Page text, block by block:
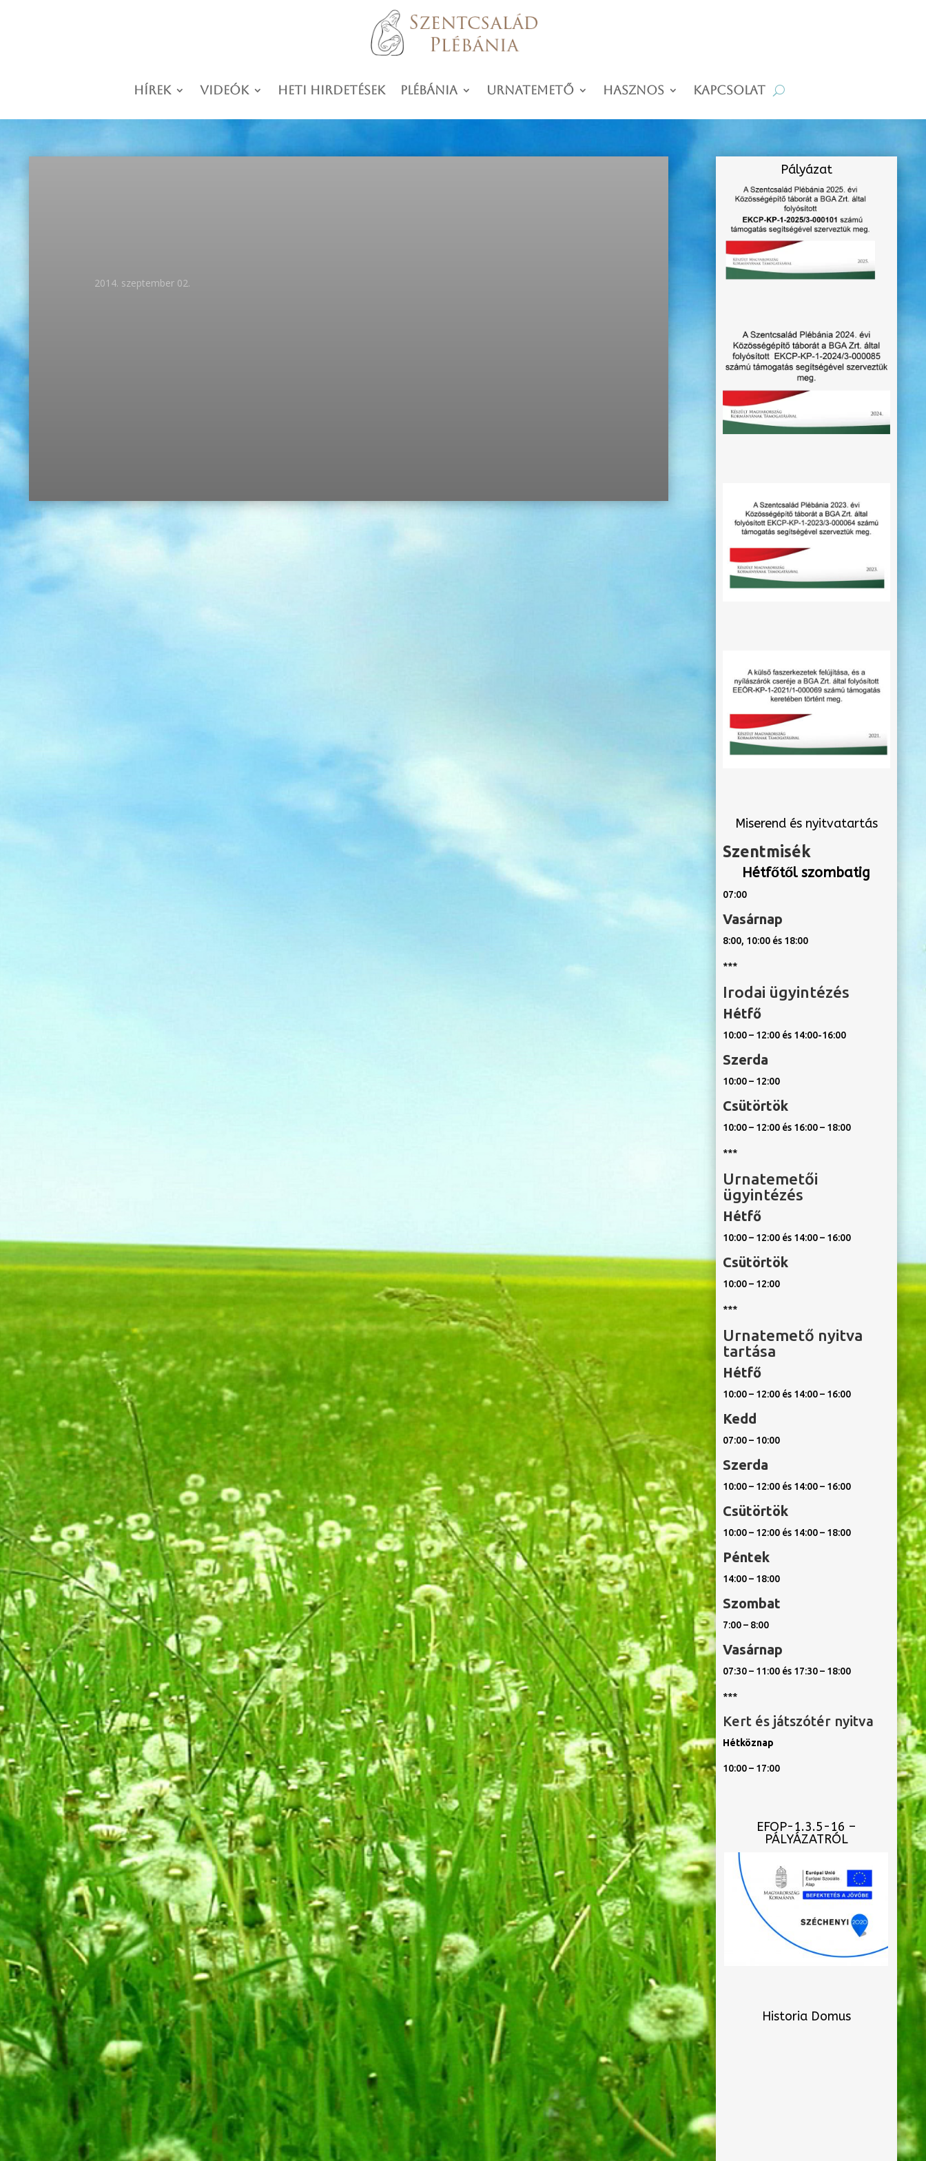
Hírek Videók Heti hirdetések Plébánia Urnatemető Hasznos Kapcsolat
2014. szeptember 02.
Pályázat
Miserend és nyitvatartás
Szentmisék
Hétfőtől szombatig
07:00
Vasárnap
8:00, 10:00 és 18:00
***
Irodai ügyintézés
Hétfő
10:00 – 12:00 és 14:00-16:00
Szerda
10:00 – 12:00
Csütörtök
10:00 – 12:00 és 16:00 – 18:00
***
Urnatemetői
ügyintézés
Hétfő
10:00 – 12:00 és 14:00 – 16:00
Csütörtök
10:00 – 12:00
***
Urnatemető nyitva
tartása
Hétfő
10:00 – 12:00 és 14:00 – 16:00
Kedd
07:00 – 10:00
Szerda
10:00 – 12:00 és 14:00 – 16:00
Csütörtök
10:00 – 12:00 és 14:00 – 18:00
Péntek
14:00 – 18:00
Szombat
7:00 – 8:00
Vasárnap
07:30 – 11:00 és 17:30 – 18:00
***
Kert és játszótér nyitva
Hétköznap
10:00 – 17:00
EFOP-1.3.5-16 –
PÁLYÁZATRÓL
Historia Domus